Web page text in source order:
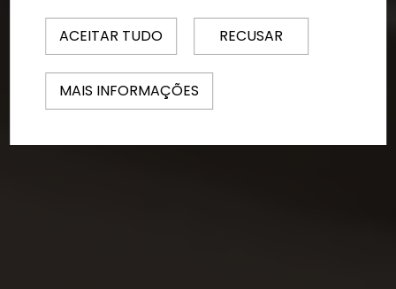
ACEITAR TUDO RECUSAR
MAIS INFORMAÇÕES